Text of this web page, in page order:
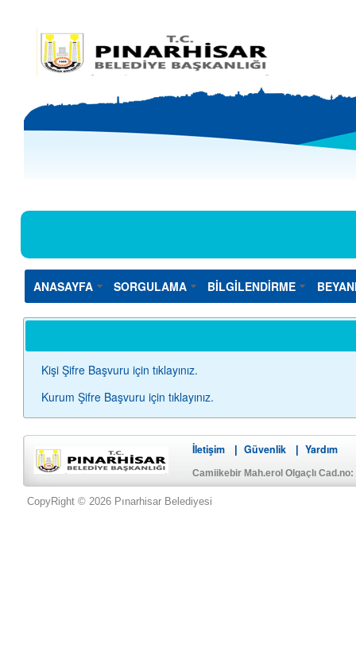
ANASAYFA SORGULAMA BİLGİLENDİRME
Kişi Şifre Başvuru için tıklayınız.
Kurum Şifre Başvuru için tıklayınız.
İletişim Güvenlik Yardım
Camiikebir Mah.erol Olgaçlı
CopyRight © 2026 Pınarhisar Belediyesi